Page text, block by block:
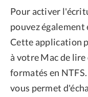
Pour activer
pouvez également
Cette application
à votre Mac de
formatés en
vous permet